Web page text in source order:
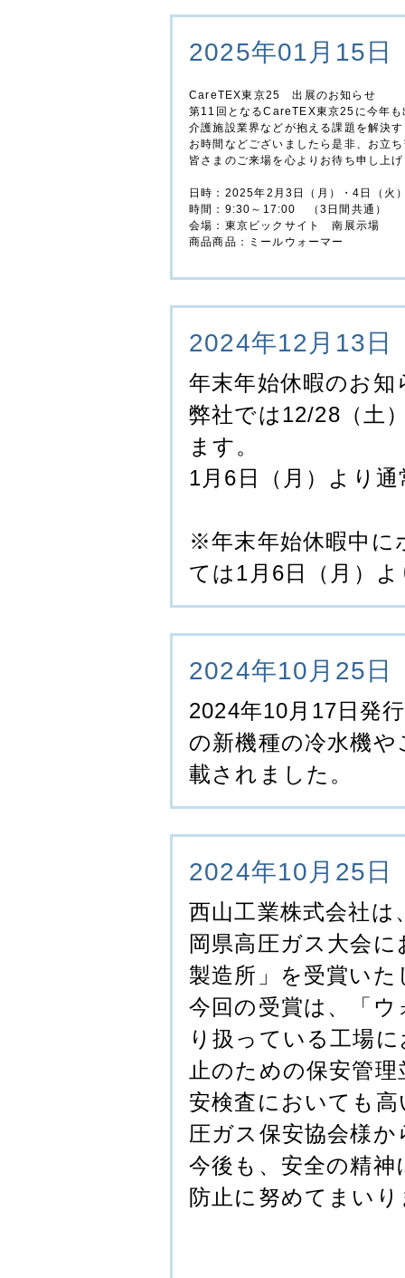
2025年01月15日
CareTEX東京25 出展のお知らせ
第11回となるCareTEX東京25に今年も
介護施設業界などが抱える課題を解決
お時間などございましたら是非、お立
皆さまのご来場を心よりお待ち申し上
日時：2025年2月3日（月）・4日（火
時間：9:30～17:00 （3日間共通）
会場：東京ビックサイト 南展示場
商品商品：ミールウォーマー
2024年12月13日
年末年始休暇のお知
弊社では12/28（土
ます。
1月6日（月）より
※年末年始休暇中に
ては1月6日（月）
2024年10月25日
2024年10月17日発
の新機種の冷水機
載されました。
2024年10月25日
西山工業株式会社
岡県高圧ガス大会
製造所」を受賞い
今回の受賞は、「
り扱っている工場
止のための保安管
安検査においても
圧ガス保安協会様
今後も、安全の精
防止に努めてまい